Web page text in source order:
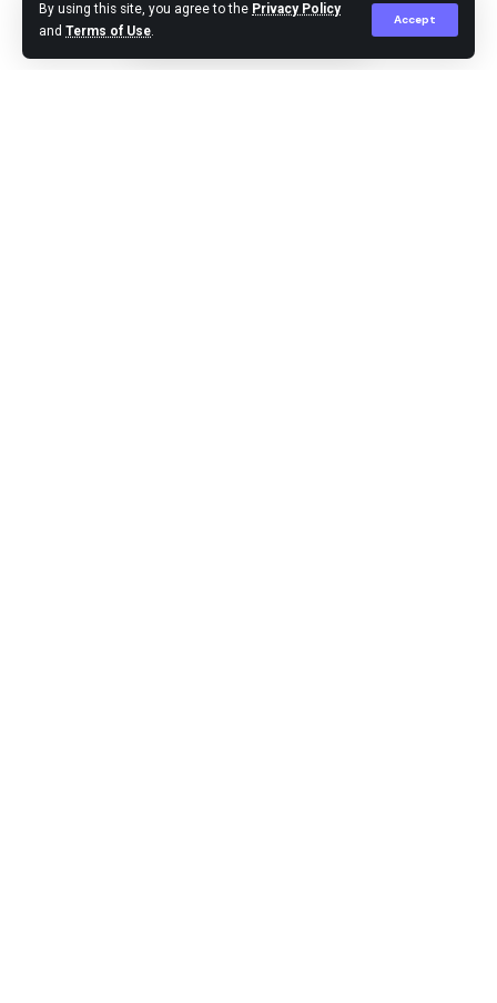
By using this site, you agree to the Privacy Policy
and Terms of Use.
Accept
Editor Published November 2, 2023